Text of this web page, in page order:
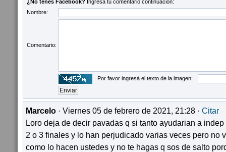
¿No tenés Facebook? Ingresá tu comentario continuación:
Nombre:
Comentario:
Por favor ingresá el texto de la imagen:
Marcelo · Viernes 05 de febrero de 2021, 21:28 · Citar
Loro deja de decir pavadas q si tanto ayudarian a
2 o 3 finales y lo han perjudicado varias veces pero no
como lo hacen ustedes y no te hagas q sos de salto